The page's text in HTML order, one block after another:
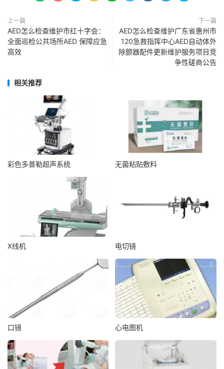
上一篇
AED怎么检查维护市红十字会：
全面巡检公共场所AED 保障应急
高效
下一篇
AED怎么检查维护广东省惠州市
120急救指挥中心AED自动体外
除颤器配件更新维护服务项目竞
争性磋商公告
相关推荐
彩色多普勒超声系统 无菌粘贴敷料
X线机 电切镜
口镜 心电图机